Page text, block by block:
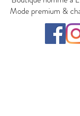
Mode premium &